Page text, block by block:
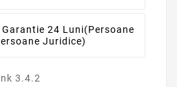
Garantie 24 Luni(persoane
Juridice)